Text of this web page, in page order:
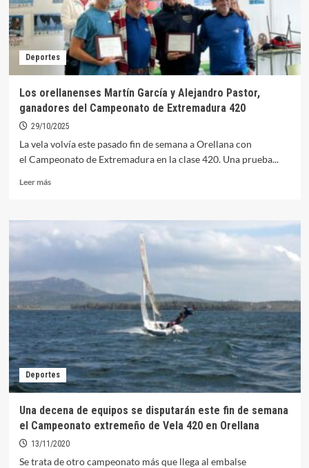
Deportes
Los orellanenses Martín García y Alejandro Pastor,
ganadores del Campeonato de Extremadura 420
29/10/2025
La vela volvía este pasado fin de semana a Orellana con
el Campeonato de Extremadura en la clase 420. Una prueba...
Leer másLeer
Los
orellanenses
Martín
y
Alejandro
Pastor,
ganadores
Campeonato
de
Extremadura
420
Deportes
Una decena de equipos se disputarán este fin de semana
el Campeonato extremeño de Vela 420 en Orellana
13/11/2020
Se trata de otro campeonato más que llega al embalse